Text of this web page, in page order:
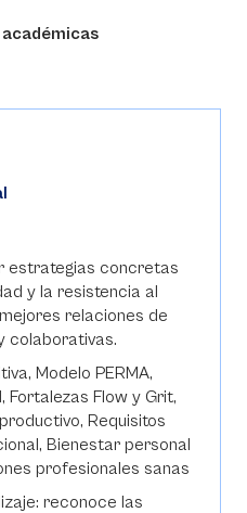
estrategias concretas
y la resistencia al
relaciones de
colaborativas.
Modelo PERMA,
Fortalezas Flow y Grit,
Requisitos
Bienestar personal
profesionales sanas
reconoce las